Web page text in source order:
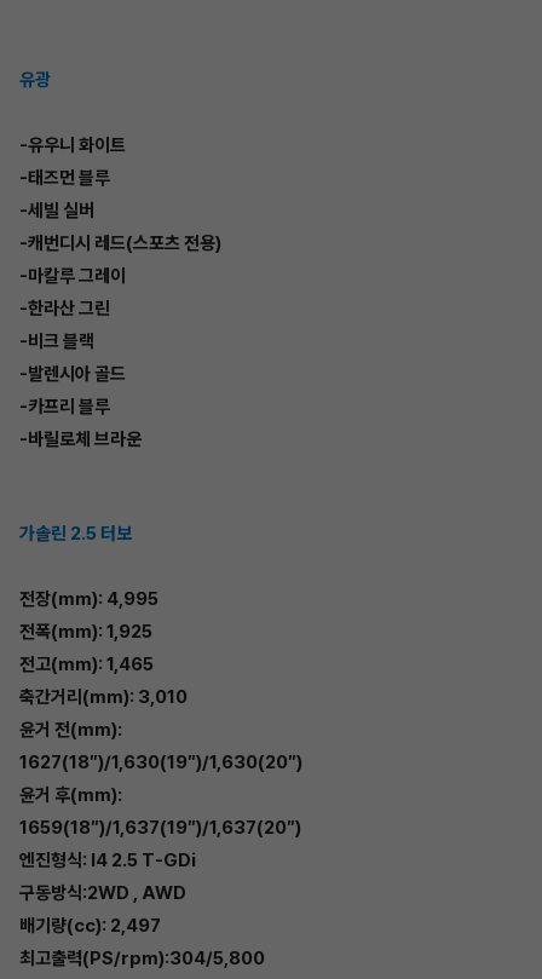
유광
-유우니 화이트
-태즈먼 블루
-세빌 실버
-캐번디시 레드(스포츠 전용)
-마칼루 그레이
-한라산 그린
-비크 블랙
-발렌시아 골드
-카프리 블루
-바릴로체 브라운
가솔린 2.5 터보
전장(mm): 4,995
전폭(mm): 1,925
전고(mm): 1,465
축간거리(mm): 3,010
윤거 전(mm):
1627(18″)/1,630(19″)/1,630(20″)
윤거 후(mm):
1659(18″)/1,637(19″)/1,637(20″)
엔진형식: I4 2.5 T-GDi
구동방식:2WD , AWD
배기량(cc): 2,497
최고출력(PS/rpm):304/5,800